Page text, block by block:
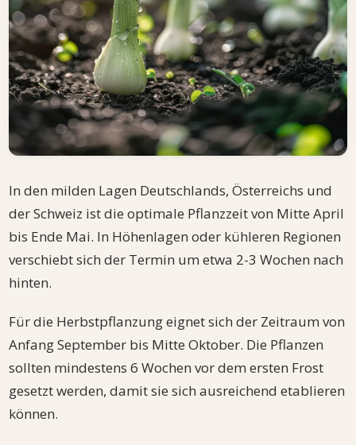
In den milden Lagen Deutschlands, Österreichs und
der Schweiz ist die optimale Pflanzzeit von Mitte April
bis Ende Mai. In Höhenlagen oder kühleren Regionen
verschiebt sich der Termin um etwa 2-3 Wochen nach
hinten.
Für die Herbstpflanzung eignet sich der Zeitraum von
Anfang September bis Mitte Oktober. Die Pflanzen
sollten mindestens 6 Wochen vor dem ersten Frost
gesetzt werden, damit sie sich ausreichend etablieren
können.